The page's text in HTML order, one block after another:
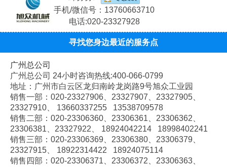
手机/微信号：13760663710
电话:020-23327928
寻找您身边最近的服务点
广州总公司
广州总公司 24小时咨询热线:400-066-0799
地址：广州市白云区龙归南岭龙岗路9号旭众工业园
销售一部：020-23327906、 23327907、 23327905、
23327910、
13660337255 13538709578
销售二部：020-23306360、 23306361、 23306362、
23306381、 23327922、
18924042214 18998402241
销售三部：020-23306369、 23306380、 23306379、
23327915、
18922314422 18924075114
销售四部：020-23306371、 23306372、 23306363、